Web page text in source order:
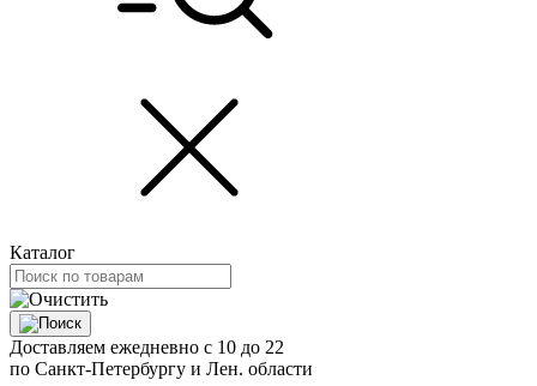
Каталог
Доставляем ежедневно с 10 до 22
по Санкт-Петербургу и Лен. области